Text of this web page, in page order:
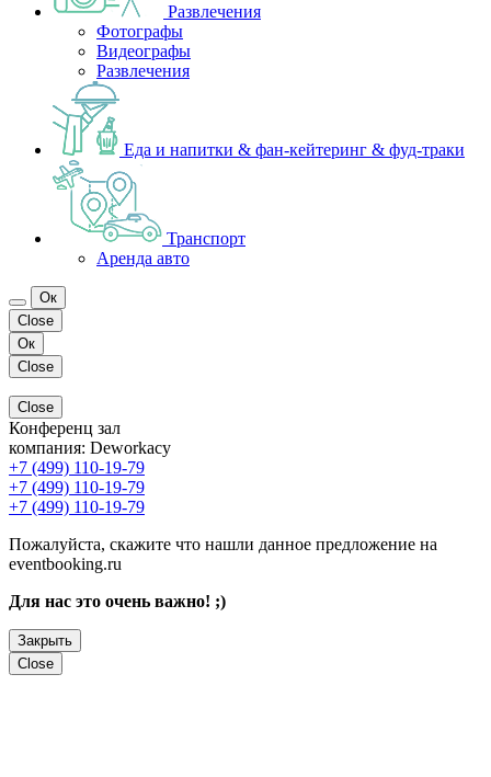
Развлечения
Фотографы
Видеографы
Развлечения
Еда и напитки & фан-кейтеринг & фуд-траки
Транспорт
Аренда авто
Ок
Close
Ок
Close
Close
Конференц зал
компания: Deworkacy
+7 (499) 110-19-79
+7 (499) 110-19-79
+7 (499) 110-19-79
Пожалуйста, скажите что нашли данное предложение на
eventbooking.ru
Для нас это очень важно! ;)
Закрыть
Close